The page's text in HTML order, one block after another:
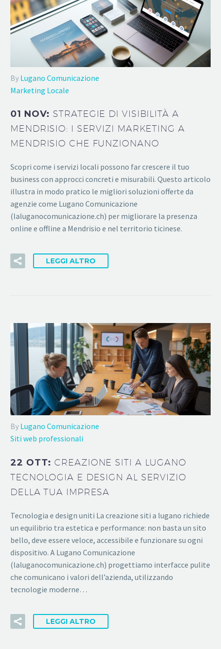
By Lugano Comunicazione
Marketing Locale
01 NOV: STRATEGIE DI VISIBILITÀ A
MENDRISIO: I SERVIZI MARKETING A
MENDRISIO CHE FUNZIONANO
Scopri come i servizi locali possono far crescere il tuo
business con approcci concreti e misurabili. Questo articolo
illustra in modo pratico le migliori soluzioni offerte da
agenzie come Lugano Comunicazione
(laluganocomunicazione.ch) per migliorare la presenza
online e offline a Mendrisio e nel territorio ticinese.
LEGGI ALTRO
By Lugano Comunicazione
Siti web professionali
22 OTT:CREAZIONE SITI A LUGANO
TECNOLOGIA E DESIGN AL SERVIZIO
DELLA TUA IMPRESA
Tecnologia e design uniti La creazione siti a lugano richiede
un equilibrio tra estetica e performance: non basta un sito
bello, deve essere veloce, accessibile e funzionare su ogni
dispositivo. A Lugano Comunicazione
(laluganocomunicazione.ch) progettiamo interfacce pulite
che comunicano i valori dell’azienda, utilizzando
tecnologie moderne…
LEGGI ALTRO